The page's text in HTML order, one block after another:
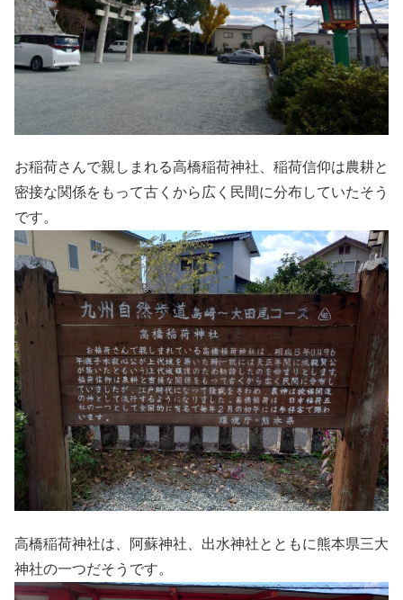
お稲荷さんで親しまれる高橋稲荷神社、稲荷信仰は農耕と
密接な関係をもって古くから広く民間に分布していたそう
です。
高橋稲荷神社は、阿蘇神社、出水神社とともに熊本県三大
神社の一つだそうです。